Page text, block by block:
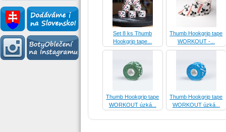
Set 8 ks Thumb
Hookgrip tape...
Thumb Hookgrip tape
WORKOUT -...
Thumb Hookgrip tape
WORKOUT úzká...
Thumb Hookgrip tape
WORKOUT úzká...